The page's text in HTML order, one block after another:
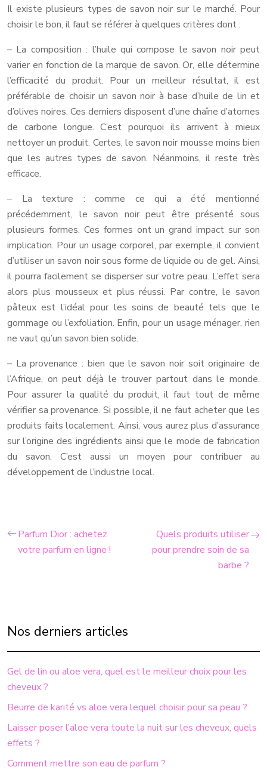
Il existe plusieurs types de savon noir sur le marché. Pour
choisir le bon, il faut se référer à quelques critères dont :
– La composition : l’huile qui compose le savon noir peut
varier en fonction de la marque de savon. Or, elle détermine
l’efficacité du produit. Pour un meilleur résultat, il est
préférable de choisir un savon noir à base d’huile de lin et
d’olives noires. Ces derniers disposent d’une chaîne d’atomes
de carbone longue. C’est pourquoi ils arrivent à mieux
nettoyer un produit. Certes, le savon noir mousse moins bien
que les autres types de savon. Néanmoins, il reste très
efficace.
– La texture : comme ce qui a été mentionné
précédemment, le savon noir peut être présenté sous
plusieurs formes. Ces formes ont un grand impact sur son
implication. Pour un usage corporel, par exemple, il convient
d’utiliser un savon noir sous forme de liquide ou de gel. Ainsi,
il pourra facilement se disperser sur votre peau. L’effet sera
alors plus mousseux et plus réussi. Par contre, le savon
pâteux est l’idéal pour les soins de beauté tels que le
gommage ou l’exfoliation. Enfin, pour un usage ménager, rien
ne vaut qu’un savon bien solide.
– La provenance : bien que le savon noir soit originaire de
l’Afrique, on peut déjà le trouver partout dans le monde.
Pour assurer la qualité du produit, il faut tout de même
vérifier sa provenance. Si possible, il ne faut acheter que les
produits faits localement. Ainsi, vous aurez plus d’assurance
sur l’origine des ingrédients ainsi que le mode de fabrication
du savon. C’est aussi un moyen pour contribuer au
développement de l’industrie local.
Parfum Dior : achetez
votre parfum en ligne !
Quels produits utiliser
pour prendre soin de sa
barbe ?
Nos derniers articles
Gel de lin ou aloe vera, quel est le meilleur choix pour les
cheveux ?
Beurre de karité vs aloe vera lequel choisir pour sa peau ?
Laisser poser l’aloe vera toute la nuit sur les cheveux, quels
effets ?
Comment mettre son eau de parfum ?